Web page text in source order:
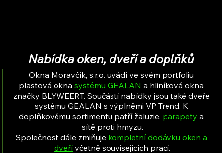
Nabídka oken, dveří a doplňků
Okna Moravčík, s.r.o. uvádí ve svém portfoliu
plastová okna systému GEALAN a hliníková okna
značky BLYWEERT. Součástí nabídky jsou také dveře
systému GEALAN s výplněmi VP Trend. K
doplňkovému sortimentu patří žaluzie, parapety a
sítě proti hmyzu.
Společnost dále zmiňuje kompletní dodávku oken a
dveří včetně souvisejících prací.